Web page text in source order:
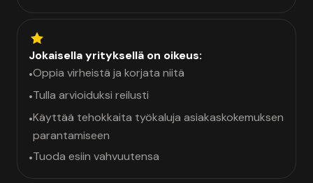
Jokaisella yrityksellä on oikeus:
•Oppia virheistä ja korjata niitä
•Tulla arvioiduksi reilusti
•Käyttää tehokkaita työkaluja asiakaskokemuksen
parantamiseen
•Tuoda esiin vahvuutensa